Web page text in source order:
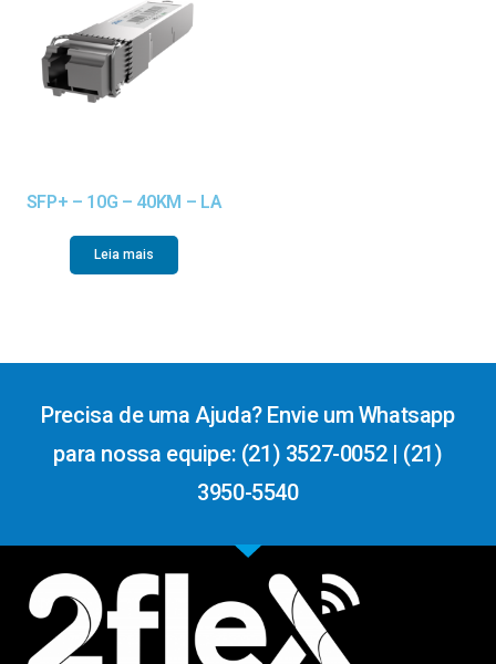
SFP+ – 10G – 40KM – LA
Leia mais
Precisa de uma Ajuda? Envie um Whatsapp
para nossa equipe: (21) 3527-0052 | (21)
3950-5540